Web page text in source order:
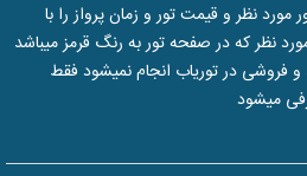
نظر و قیمت تور و زمان پرواز را با
نظر که در صفحه تور به رنگ قرمز میباشد
فروشی در توریاب انجام نمیشود فقط
میشود